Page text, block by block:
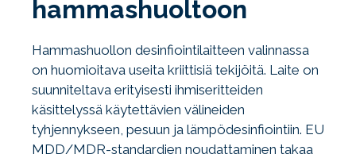
hammashuoltoon
Hammashuollon desinfiointilaitteen valinnassa
on huomioitava useita kriittisiä tekijöitä. Laite on
suunniteltava erityisesti ihmiseritteiden
käsittelyssä käytettävien välineiden
tyhjennykseen, pesuun ja lämpödesinfiointiin. EU
MDD/MDR-standardien noudattaminen takaa